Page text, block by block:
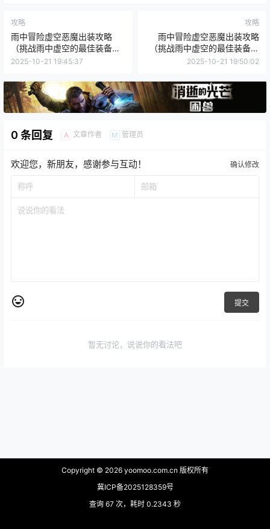
攻略
雨中冒险虚空恶魔出装攻略
（挑战雨中虚空的最佳装备选
择和技巧）
2025-10-21 19:45:37
攻略
雨中冒险虚空恶魔出装攻略
（挑战雨中虚空的最佳装备选
择和技巧）
2025-10-21 19:50:02
0 条回复 A 文章作者 M 管理员
欢迎您，新朋友，感谢参与互动！ 确认修改
提交
暂无讨论，说说你的看法吧
Copyright © 2026 yoomoo.com.cn 版权所有
冀ICP备2025128359号
查询 67 次，耗时 0.2343 秒